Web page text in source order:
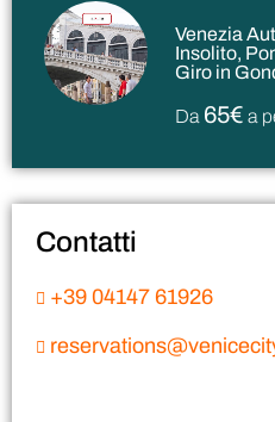
Venezia
Insolito,
Giro in
Da 65€ a
Contatti
+39 04147 61926